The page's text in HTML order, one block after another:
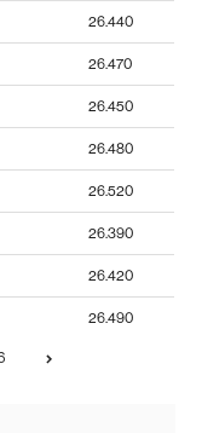
26.440
26.470
26.450
26.480
26.520
26.390
26.420
26.490